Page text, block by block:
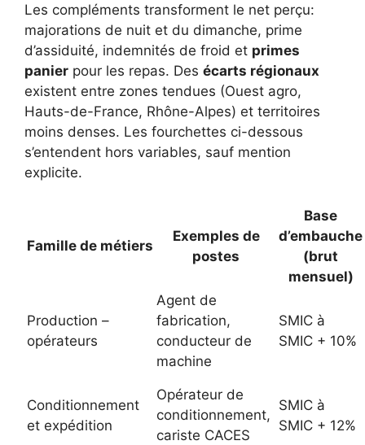
Les compléments transforment le net perçu:
majorations de nuit et du dimanche, prime
d’assiduité, indemnités de froid et primes
panier pour les repas. Des écarts régionaux
existent entre zones tendues (Ouest agro,
Hauts-de-France, Rhône-Alpes) et territoires
moins denses. Les fourchettes ci-dessous
s’entendent hors variables, sauf mention
explicite.
Famille de métiers
Exemples de
postes
Base
d’embauche
(brut
mensuel)
Production –
opérateurs
Agent de
fabrication,
conducteur de
machine
SMIC à
SMIC + 10%
Conditionnement
et expédition
Opérateur de
conditionnement,
cariste CACES
SMIC à
SMIC + 12%